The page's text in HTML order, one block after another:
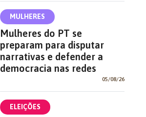
MULHERES
Mulheres do PT se
preparam para disputar
narrativas e defender a
democracia nas redes
05/08/26
ELEIÇÕES